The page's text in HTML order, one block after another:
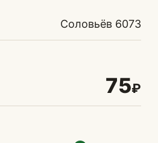
Соловьёв 6073
75₽